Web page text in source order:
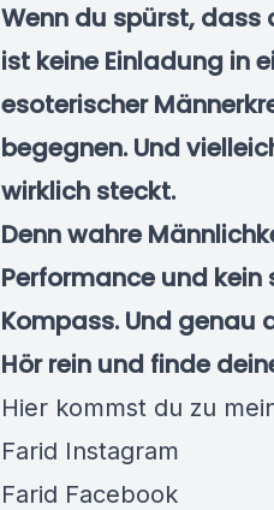
Wenn du spürst, dass
ist keine Einladung in
esoterischer
begegnen. Und
wirklich steckt.
Denn wahre
Performance und kein
Kompass. Und genau
Hör rein und finde
Hier kommst du zu
Farid Instagram
Farid Facebook